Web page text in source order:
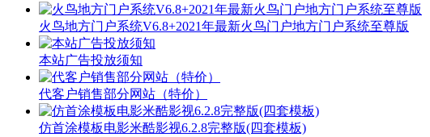
火鸟地方门户系统V6.8+2021年最新火鸟门户地方门户系统至尊版
本站广告投放须知
代客户销售部分网站（特价）
仿首涂模板电影米酷影视6.2.8完整版(四套模板)